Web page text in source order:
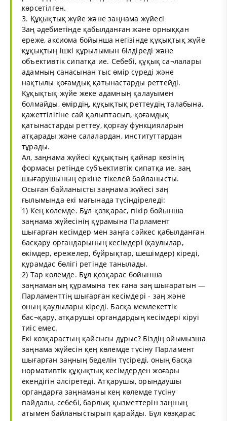
көрсетілген.
3. Құқықтық жүйе және заңнама жүйесі
Заң әдебиетінде қабылданған және орныққан
ереже, аксиома бойынша негізінде құқықтық жүйе
құқықтың ішкі құрылымын білдіреді және
объективтік сипатқа ие. Себебі, құқық са¬лалары
адамның санасынан тыс өмір сүреді және
нақтылы қоғамдық қатынастарды реттейді.
Құқықтық жүйе жеке адамның қалауымен
болмайды, өмірдің, құқықтық реттеудің талабына,
қажеттілігіне сай қалыптасып, қоғамдық
қатынастарды реттеу, қорғау функцияларын
атқарады және салалардан, институттардан
тұрады.
Ал, заңнама жүйесі құқықтың қайнар көзінің
формасы ретінде субъективтік сипатқа ие, заң
шығарушының еркіне тікелей байланысты.
Осыған байланысты заңнама жүйесі заң
ғылымында екі мағынада түсіндіреледі:
1) Кең көлемде. Бұл қөзқарас, пікір бойынша
заңнама жүйесінің құрамына Парламент
шығарған кесімдер мен заңға сәйкес қабылданған
басқару органдарының кесімдері (қаулылар,
өкімдер, ережелер, бұйрықтар, шешімдер) кіреді,
құрамдас бөлігі ретінде танылады.
2) Тар көлемде. Бұл қөзқарас бойынша
заңнаманың құрамына тек ғана заң шығаратын —
Парламенттің шығарған кесімдері - заң және
оның қаулылары кіреді. Басқа мемлекеттік
бас¬қару, атқарушы органдардың кесімдері кіруі
тиіс емес.
Екі көзқарастың қайсысы дұрыс? Біздің ойымызша
заңнама жүйесін қең көлемде түсіну Парламент
шығарған заңның беделін түсіреді, оның басқа
нормативтік құқықтық кесімдерден жоғары
екендігін әлсіретеді. Атқарушы, орындаушы
органдарға заңнаманы кең көлемде түсіну
пайдалы, себебі, барлық қызметтерін заңның
атымен байланыстырып қарайды. Бұл көзқарас